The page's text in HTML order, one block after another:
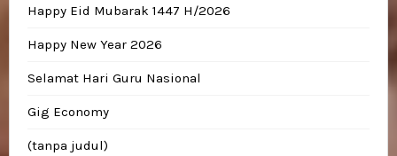
Happy Eid Mubarak 1447 H/2026
Happy New Year 2026
Selamat Hari Guru Nasional
Gig Economy
(tanpa judul)